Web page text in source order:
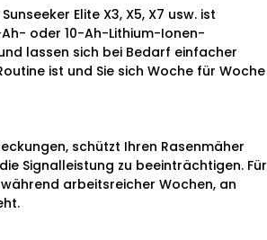
Elite X3, X5, X7 usw. ist
oder 10-Ah-Lithium-Ionen-
lassen sich bei Bedarf einfacher
ist und Sie sich Woche für Woche
schützt Ihren Rasenmäher
Signalleistung zu beeinträchtigen. Für
arbeitsreicher Wochen, an